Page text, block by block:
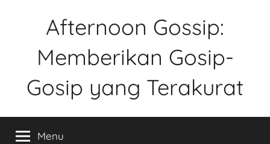
Afternoon Gossip:
Memberikan Gosip-
Gosip yang Terakurat
TentangMenu